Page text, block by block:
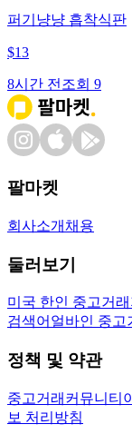
퍼기냥냥 흡착식판
$13
8시간 전 조회 9
팔마켓
회사소개 채용
둘러보기
미국 한인 중고거래
검색어 얼바인 중고
정책 및 약관
중고거래 커뮤니티
보 처리방침